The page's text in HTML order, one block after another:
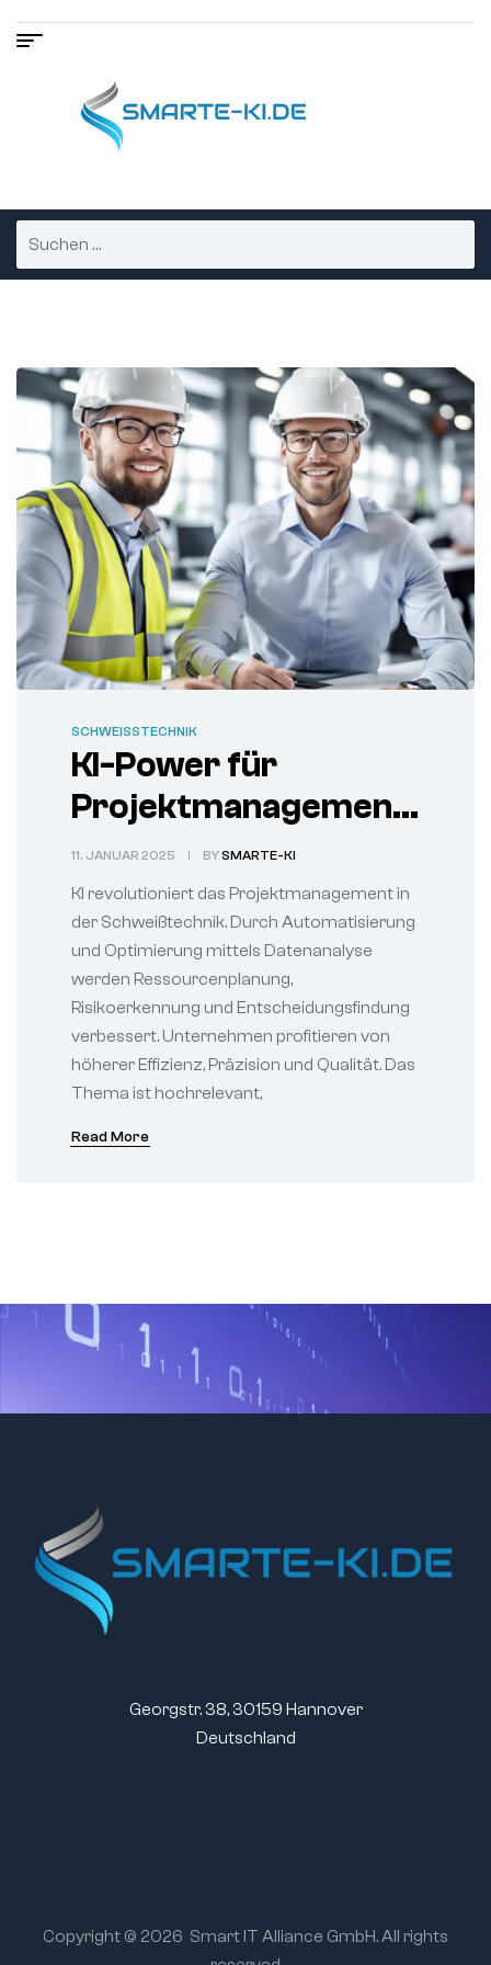
SCHWEISSTECHNIK
KI-Power für
Projektmanagement:
Schweißtechnik
schweißt effizienter
11. JANUAR 2025 BYSMARTE-KI
KI revolutioniert das Projektmanagement in
der Schweißtechnik. Durch Automatisierung
und Optimierung mittels Datenanalyse
werden Ressourcenplanung,
Risikoerkennung und Entscheidungsfindung
verbessert. Unternehmen profitieren von
höherer Effizienz, Präzision und Qualität. Das
Thema ist hochrelevant,
Read More
Georgstr. 38, 30159 Hannover
Deutschland
Copyright © 2026 Smart IT Alliance GmbH. All rights